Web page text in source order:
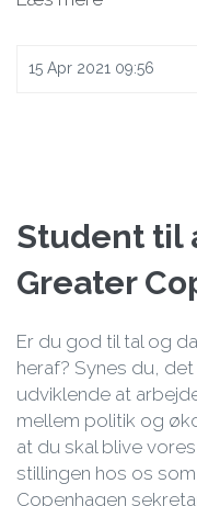
15 Apr 2021 09:56
Student til
Greater
Er du god til tal og
heraf? Synes du,
udviklende at
mellem politik og
at du skal blive
stillingen hos os
Copenhagen